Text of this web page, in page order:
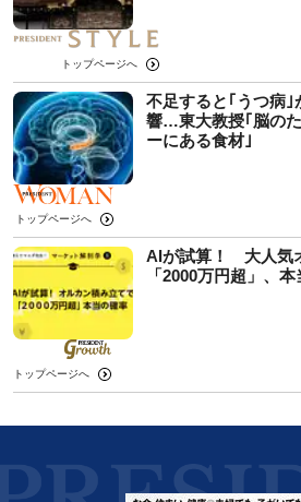
トップページへ
不足すると｢うつ病
響…東大教授｢脳の
ーにある食材｣
トップページへ
AIが試算！ 大人気
「2000万円超」、
トップページへ